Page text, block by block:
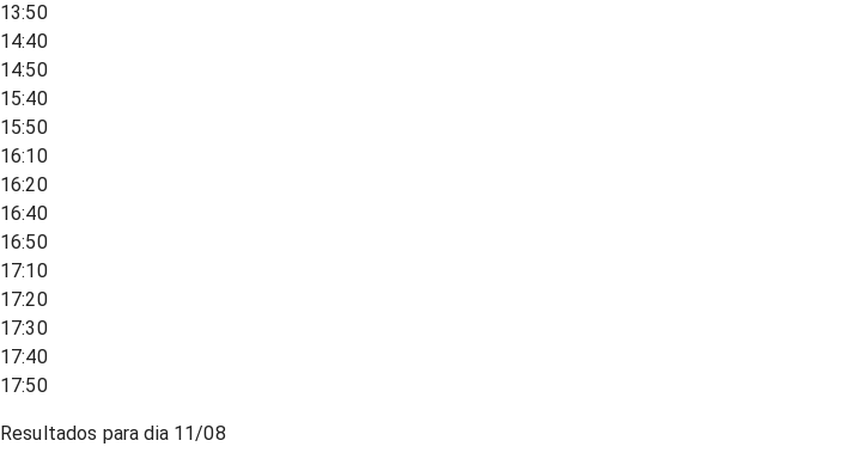
13:50
14:40
14:50
15:40
15:50
16:10
16:20
16:40
16:50
17:10
17:20
17:30
17:40
17:50
Resultados para dia 11/08